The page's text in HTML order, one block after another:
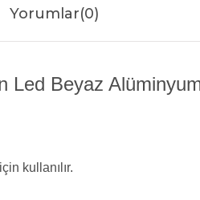
Yorumlar(0)
Led Beyaz
kullanılır.